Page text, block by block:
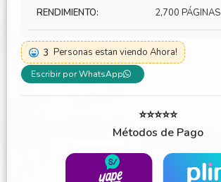
RENDIMIENTO: 2,700 PÁGINAS
3 Personas estan viendo Ahora!
Escribir por WhatsApp
⭐⭐⭐⭐⭐
Métodos de Pago